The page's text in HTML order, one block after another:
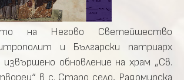
на Негово Светейшество
и Български патриарх
обновление на храм „Св.
в с. Старо село, Радомирска